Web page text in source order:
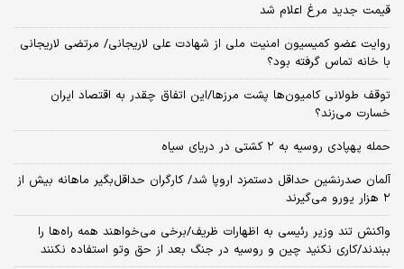
قیمت جدید مرغ اعلام شد
روایت عضو کمیسیون امنیت ملی از شهادت علی لاریجانی/ مرتضی لاریجانی
با خانه تماس گرفته بود؟
توقف طولانی کامیون‌ها پشت مرزها/این اتفاق چقدر به اقتصاد ایران
خسارت می‌زند؟
حمله پهپادی روسیه به ۲ کشتی در دریای سیاه
آلمان صدرنشین حداقل دستمزد اروپا شد/ کارگران حداقل‌بگیر ماهانه بیش از
۲ هزار یورو می‌گیرند
واکنش تند وزیر رئیسی به اظهارات ظریف/برخی می‌خواهند همه راه‌ها را
ببندند/کاری نکنید چین و روسیه در جنگ بعد از حق وتو استفاده نکنند